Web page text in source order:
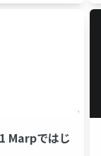
Marpではじ